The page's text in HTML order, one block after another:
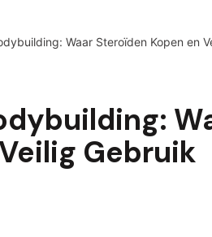
Waar Steroïden Kopen en
Gebruik